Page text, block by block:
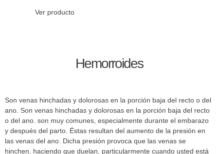
Ver producto
Hemorroides
Son venas hinchadas y dolorosas en la porción baja del recto o del
ano. Son venas hinchadas y dolorosas en la porción baja del recto
o del ano. son muy comunes, especialmente durante el embarazo
y después del parto. Éstas resultan del aumento de la presión en
las venas del ano. Dicha presión provoca que las venas se
hinchen, haciendo que duelan, particularmente cuando usted está